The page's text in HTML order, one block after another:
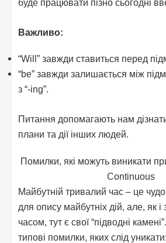
буде працювати пізно сьогодні
Важливо:
“Will” завжди ставиться перед
“be” завжди залишається між
з “-ing”.
Питання допомагають нам
плани та дії інших людей.
Помилки, які можуть виникати
Continuous
Майбутній тривалий час – це
для опису майбутніх дій, але, як і
часом, тут є свої “підводні
типові помилки, яких слід уникати: